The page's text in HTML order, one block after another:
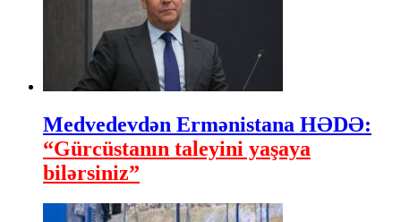
Medvedevdən Ermənistana HƏDƏ:
“Gürcüstanın taleyini yaşaya
bilərsiniz”